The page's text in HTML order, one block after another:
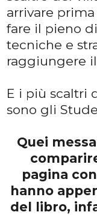
arrivare
fare il pieno
tecniche e
raggiungere il
E i più scaltri
sono gli
Quei
pagina
hanno
del libro,